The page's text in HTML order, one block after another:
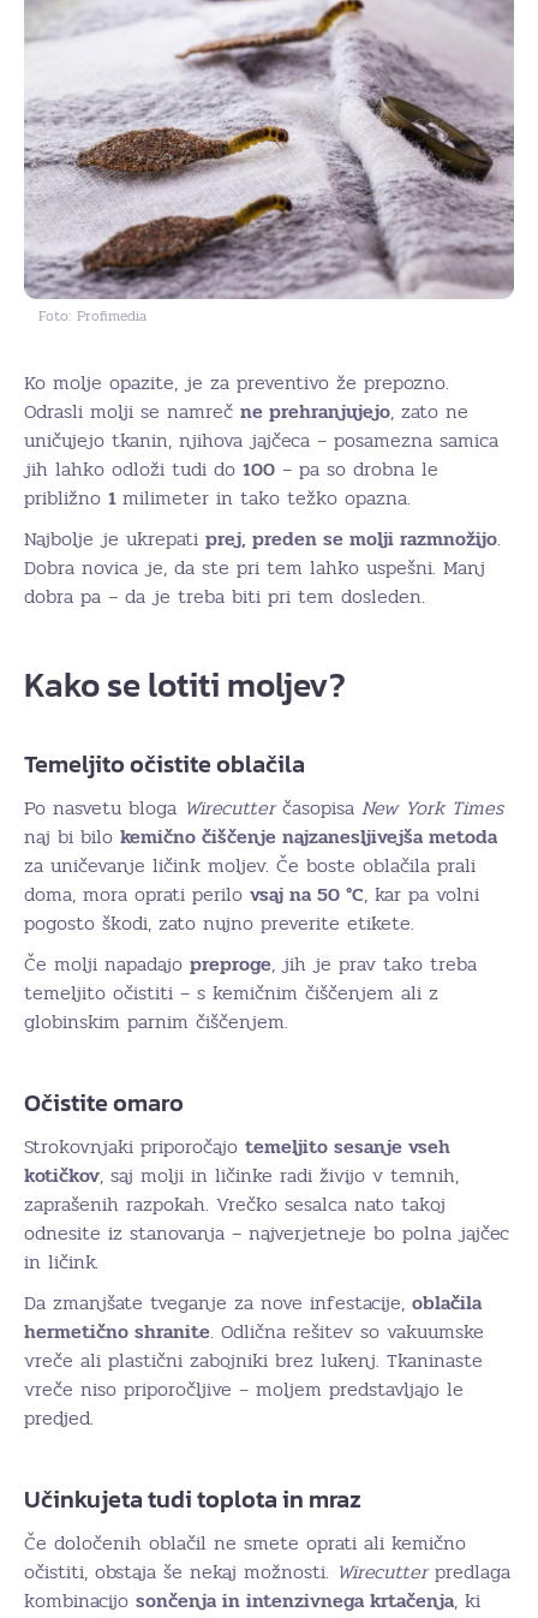
Foto: Profimedia
Ko molje opazite, je za preventivo že prepozno.
Odrasli molji se namreč ne prehranjujejo, zato ne
uničujejo tkanin, njihova jajčeca – posamezna samica
jih lahko odloži tudi do 100 – pa so drobna le
približno 1 milimeter in tako težko opazna.
Najbolje je ukrepati prej, preden se molji razmnožijo.
Dobra novica je, da ste pri tem lahko uspešni. Manj
dobra pa – da je treba biti pri tem dosleden.
Kako se lotiti moljev?
Temeljito očistite oblačila
Po nasvetu bloga Wirecutterčasopisa New York Times
naj bi bilo kemično čiščenje najzanesljivejša metoda
za uničevanje ličink moljev. Če boste oblačila prali
doma, mora oprati perilo vsaj na 50 °C, kar pa volni
pogosto škodi, zato nujno preverite etikete.
Če molji napadajo preproge, jih je prav tako treba
temeljito očistiti – s kemičnim čiščenjem ali z
globinskim parnim čiščenjem.
Očistite omaro
Strokovnjaki priporočajo temeljito sesanje vseh
kotičkov, saj molji in ličinke radi živijo v temnih,
zaprašenih razpokah. Vrečko sesalca nato takoj
odnesite iz stanovanja – najverjetneje bo polna jajčec
in ličink.
Da zmanjšate tveganje za nove infestacije, oblačila
hermetično shranite. Odlična rešitev so vakuumske
vreče ali plastični zabojniki brez lukenj. Tkaninaste
vreče niso priporočljive – moljem predstavljajo le
predjed.
Učinkujeta tudi toplota in mraz
Če določenih oblačil ne smete oprati ali kemično
očistiti, obstaja še nekaj možnosti. Wirecutterpredlaga
kombinacijo sončenja in intenzivnega krtačenja, ki